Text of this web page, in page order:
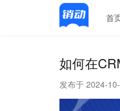
首
如何在
发布于 2024-